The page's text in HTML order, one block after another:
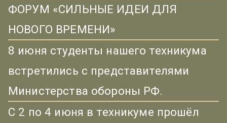
ФОРУМ «СИЛЬНЫЕ ИДЕИ ДЛЯ
НОВОГО ВРЕМЕНИ»
8 июня студенты нашего техникума
встретились с представителями
Министерства обороны РФ.
С 2 по 4 июня в техникуме прошёл